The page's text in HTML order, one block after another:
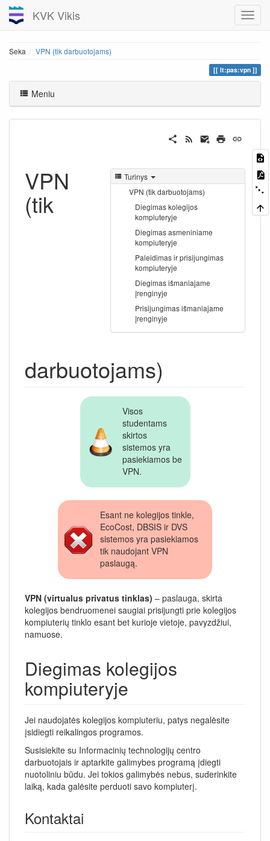
KVK Vikis
Seka VPN (tik darbuotojams)
lt:pas:vpn
Meniu
Turinys
VPN (tik darbuotojams)
Diegimas kolegijos
kompiuteryje
Diegimas asmeniniame
kompiuteryje
Paleidimas ir prisijungimas
kompiuteryje
Diegimas išmaniajame
įrenginyje
Prisijungimas išmaniajame
įrenginyje
VPN
(tik
darbuotojams)
Visos
studentams
skirtos
sistemos yra
pasiekiamos be
VPN.
Esant ne kolegijos tinkle,
EcoCost, DBSIS ir DVS
sistemos yra pasiekiamos
tik naudojant VPN
paslaugą.
VPN (virtualus privatus tinklas) – paslauga, skirta
kolegijos bendruomenei saugiai prisijungti prie kolegijos
kompiuterių tinklo esant bet kurioje vietoje, pavyzdžiui,
namuose.
Diegimas kolegijos
kompiuteryje
Jei naudojatės kolegijos kompiuteriu, patys negalėsite
įsidiegti reikalingos programos.
Susisiekite su Informacinių technologijų centro
darbuotojais ir aptarkite galimybes programą įdiegti
nuotoliniu būdu. Jei tokios galimybės nebus, suderinkite
laiką, kada galėsite perduoti savo kompiuterį.
Kontaktai